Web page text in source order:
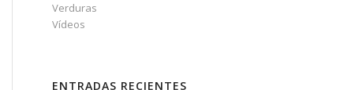
Verduras
Vídeos
ENTRADAS RECIENTES